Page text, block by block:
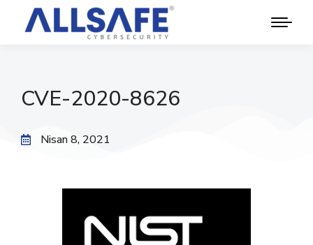
CVE-2020-8626
Nisan 8, 2021